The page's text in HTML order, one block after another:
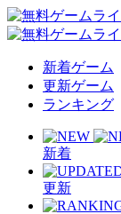
新着ゲーム
更新ゲーム
ランキング
新着
更新